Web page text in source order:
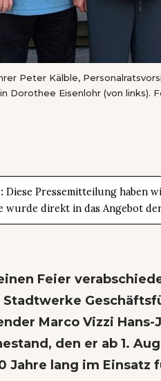
Peter Kälble,
Dorothee Eisenlohr (von links).
Diese Pressemitteilung haben
wurde direkt in das Angebot
Feier
Marco Vizzi Hans-
den er ab 1.
Jahre lang im Einsatz